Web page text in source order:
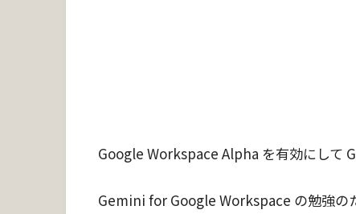
Google Workspace Alpha を有効にして
Gemini for Google Workspace の勉強の